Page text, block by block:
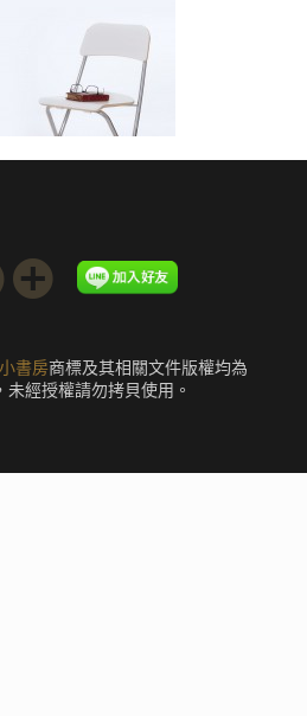
書房商標及其相關文件版權均為
未經授權請勿拷貝使用。